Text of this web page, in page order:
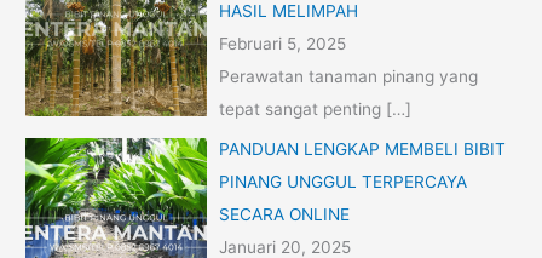
HASIL MELIMPAH
Februari 5, 2025
Perawatan tanaman pinang yang
tepat sangat penting […]
PANDUAN LENGKAP MEMBELI BIBIT
PINANG UNGGUL TERPERCAYA
SECARA ONLINE
Januari 20, 2025